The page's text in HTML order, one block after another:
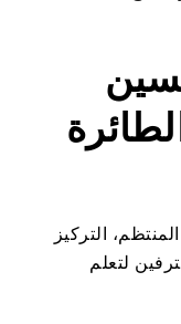
التركيز
لتعلم